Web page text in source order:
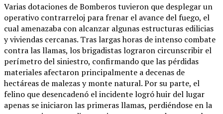
Varias dotaciones de Bomberos tuvieron que desplegar un
operativo contrarreloj para frenar el avance del fuego, el
cual amenazaba con alcanzar algunas estructuras edilicias
y viviendas cercanas. Tras largas horas de intenso combate
contra las llamas, los brigadistas lograron circunscribir el
perímetro del siniestro, confirmando que las pérdidas
materiales afectaron principalmente a decenas de
hectáreas de malezas y monte natural. Por su parte, el
felino que desencadenó el incidente logró huir del lugar
apenas se iniciaron las primeras llamas, perdiéndose en la